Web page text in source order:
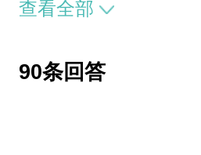
查看全部
90条回答